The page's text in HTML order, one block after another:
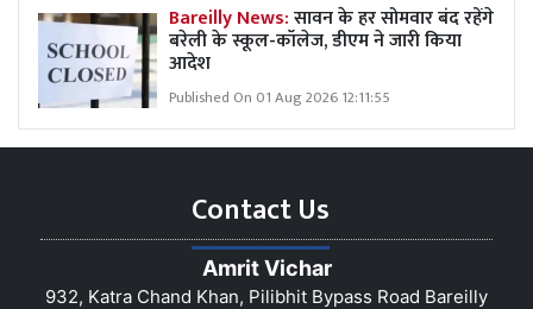
Bareilly News:सावन के हर सोमवार बंद रहेंगे
बरेली के स्कूल-कॉलेज, डीएम ने जारी किया
आदेश
Published On 01 Aug 2026 12:11:55
Contact Us
Amrit Vichar
932, Katra Chand Khan, Pilibhit Bypass Road Bareilly